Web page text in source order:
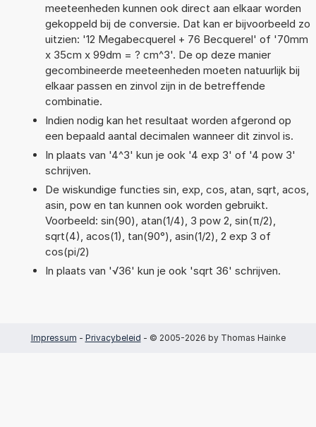
meeteenheden kunnen ook direct aan elkaar worden
gekoppeld bij de conversie. Dat kan er bijvoorbeeld zo
uitzien: '12 Megabecquerel + 76 Becquerel' of '70mm
x 35cm x 99dm = ? cm^3'. De op deze manier
gecombineerde meeteenheden moeten natuurlijk bij
elkaar passen en zinvol zijn in de betreffende
combinatie.
Indien nodig kan het resultaat worden afgerond op
een bepaald aantal decimalen wanneer dit zinvol is.
In plaats van '4^3' kun je ook '4 exp 3' of '4 pow 3'
schrijven.
De wiskundige functies sin, exp, cos, atan, sqrt, acos,
asin, pow en tan kunnen ook worden gebruikt.
Voorbeeld: sin(90), atan(1/4), 3 pow 2, sin(π/2),
sqrt(4), acos(1), tan(90°), asin(1/2), 2 exp 3 of
cos(pi/2)
In plaats van '√36' kun je ook 'sqrt 36' schrijven.
Impressum - Privacybeleid - © 2005-2026 by Thomas Hainke